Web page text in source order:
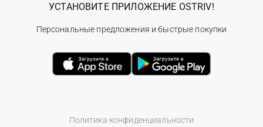
Политика конфиденциальности
УСТАНОВИТЕ ПРИЛОЖЕНИЕ OSTRIV!
Персональные предложения и быстрые покупки